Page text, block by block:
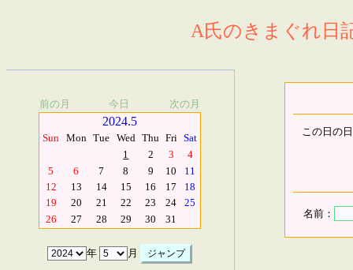
A氏のきまぐれ日
前の月 今日 次の月
2024.5
Sun Mon Tue Wed Thu Fri Sat
1
2 3
4
5
6 7 8 9 10
11
12
13 14 15 16 17
18
19
20 21 22 23 24
25
26
27 28 29 30 31
年 月
この日の
名前：